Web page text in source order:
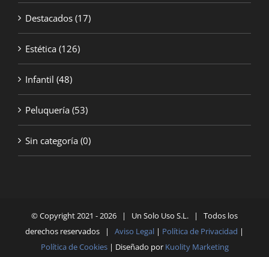
Destacados (17)
Estética (126)
Infantil (48)
Peluquería (53)
Sin categoría (0)
© Copyright 2021 -2026 | Un Solo Uso S.L. | Todos los
derechos reservados | Aviso Legal | Política de Privacidad |
Política de Cookies| Diseñado por Kuolity Marketing